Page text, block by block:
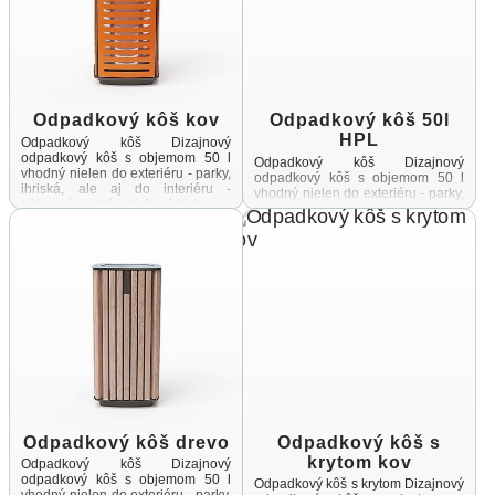
Odpadkový kôš kov
Odpadkový kôš Dizajnový
odpadkový kôš s objemom 50 l
vhodný nielen do exteriéru - parky,
ihriská, ale aj do interiéru -
nákupné centrá, letiskové haly ...
Odpadkový kôš 50l
HPL
Odpadkový kôš Dizajnový
odpadkový kôš s objemom 50 l
vhodný nielen do exteriéru - parky,
ihriská, ale aj do interiéru -
nákupné centrá, letiskové haly ...
Odpadkový kôš drevo
Odpadkový kôš Dizajnový
odpadkový kôš s objemom 50 l
Odpadkový kôš s
krytom kov
Odpadkový kôš s krytom Dizajnový